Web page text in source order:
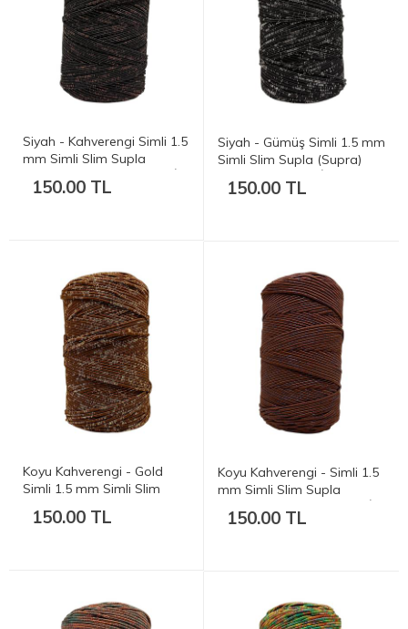
Siyah - Kahverengi Simli 1.5
mm Simli Slim Supla
- 180-200 gr. 200 mt.
150.00 TL
Siyah - Gümüş Simli 1.5 mm
Simli Slim Supla (Supra)
200 gr. 200 mt.
150.00 TL
Koyu Kahverengi - Gold
Simli 1.5 mm Simli Slim
Runner İpi - 180-200 gr. 200
150.00 TL
Koyu Kahverengi - Simli 1.5
mm Simli Slim Supla
- 180-200 gr. 200 mt.
150.00 TL